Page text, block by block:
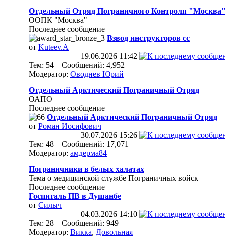
Отдельный Отряд Пограничного Контроля
ООПК "Москва"
Последнее сообщение
Взвод инструкторов сс
от Kuteev.A
19.06.2026 11:42
Тем: 54 Сообщений: 4,952
Модератор: Оводнев Юрий
Отдельный Арктический Пограничный Отряд
ОАПО
Последнее сообщение
Отдельный Арктический Пограничный Отряд
от Роман Иосифович
30.07.2026 15:26
Тем: 48 Сообщений: 17,071
Модератор: амдерма84
Пограничники в белых халатах
Тема о медицинской службе Пограничных войск
Последнее сообщение
Госпиталь ПВ в Душанбе
от Силыч
04.03.2026 14:10
Тем: 28 Сообщений: 949
Модератор: Викка, Довольная